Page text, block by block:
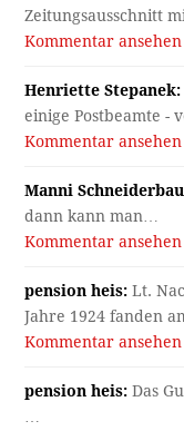
Zeitungsausschnitt
Kommentar
Henriette Stepanek:
einige Postbeamte -
Kommentar
Manni
dann kann man…
Kommentar
pension heis: Lt.
Jahre 1924 fanden
Kommentar
pension heis: Das